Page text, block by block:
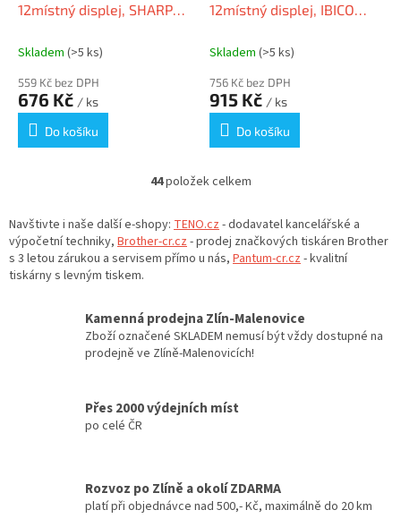
12místný displej, SHARP
Skladem (>5 ks)
559 Kč bez DPH
676 Kč / ks
Do košíku
12místný displej, IBICO
Skladem (>5 ks)
756 Kč bez DPH
915 Kč / ks
Do košíku
O
l
á
d
p
r
v
v
u
44položek celkem
Navštivte i naše další e-shopy: TENO.cz- dodavatel kancelářské a
výpočetní techniky, Brother-cr.cz- prodej značkových tiskáren Brother
s 3 letou zárukou a servisem přímo u nás, Pantum-cr.cz- kvalitní
tiskárny s levným tiskem.
Kamenná prodejna Zlín-Malenovice
Zboží označené SKLADEM nemusí být vždy dostupné na
prodejně ve Zlíně-Malenovicích!
Přes 2000 výdejních míst
po celé ČR
Rozvoz po Zlíně a okolí ZDARMA
platí při objednávce nad 500,- Kč, maximálně do 20 km